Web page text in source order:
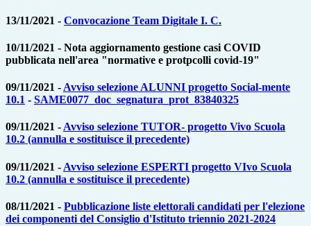
13/11/2021 - Convocazione Team Digitale I. C.
10/11/2021 - Nota aggiornamento gestione casi COVID
pubblicata nell'area "normative e protpcolli covid-19"
09/11/2021 - Avviso selezione ALUNNI progetto Social-mente
10.1 - SAME0077_doc_segnatura_prot_83840325
09/11/2021 - Avviso selezione TUTOR- progetto Vivo Scuola
10.2 (annulla e sostituisce il precedente)
09/11/2021 - Avviso selezione ESPERTI progetto VIvo Scuola
10.2 (annulla e sostituisce il precedente)
08/11/2021 - Pubblicazione liste elettorali candidati per l'elezione
dei componenti del Consiglio d'Istituto triennio 2021-2024